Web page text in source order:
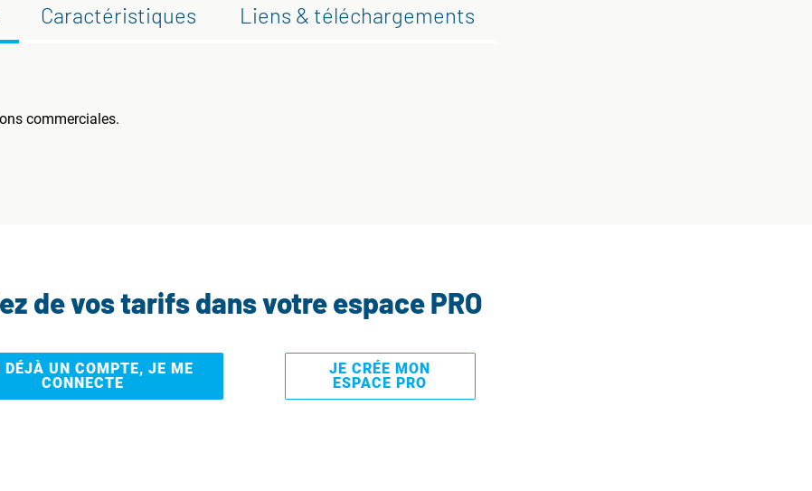
Caractéristiques Liens & téléchargements
commerciales.
de vos tarifs dans votre espace PRO
DÉJÀ UN COMPTE, JE ME
CONNECTE
JE CRÉE MON
ESPACE PRO